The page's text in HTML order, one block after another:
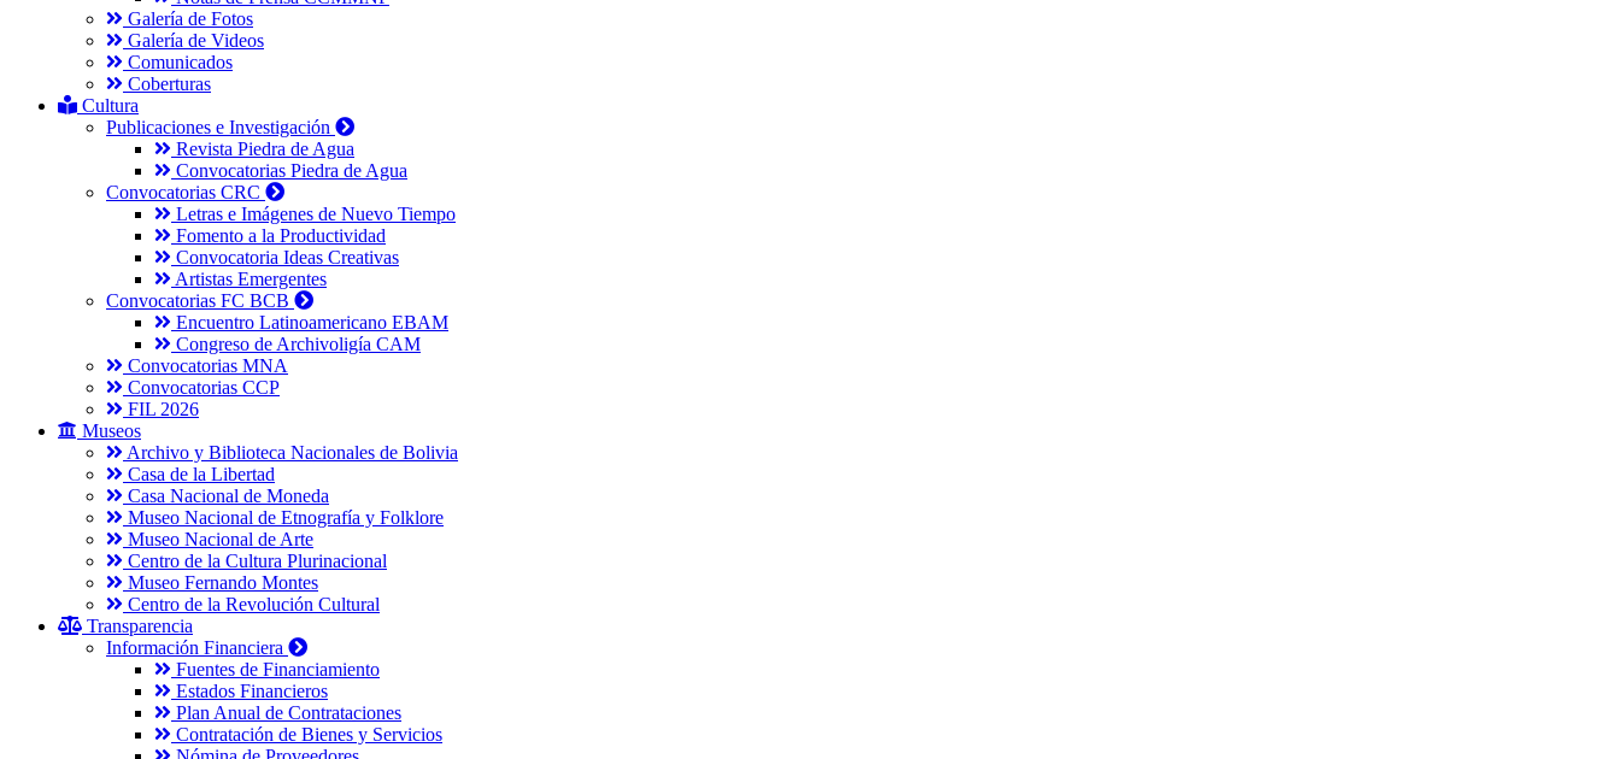
Galería de Fotos
Galería de Videos
Comunicados
Coberturas
Cultura
Publicaciones e Investigación
Revista Piedra de Agua
Convocatorias Piedra de Agua
Convocatorias CRC
Letras e Imágenes de Nuevo Tiempo
Fomento a la Productividad
Convocatoria Ideas Creativas
Artistas Emergentes
Convocatorias FC BCB
Encuentro Latinoamericano EBAM
Congreso de Archivoligía CAM
Convocatorias MNA
Convocatorias CCP
FIL 2026
Museos
Archivo y Biblioteca Nacionales de Bolivia
Casa de la Libertad
Casa Nacional de Moneda
Museo Nacional de Etnografía y Folklore
Museo Nacional de Arte
Centro de la Cultura Plurinacional
Museo Fernando Montes
Centro de la Revolución Cultural
Transparencia
Información Financiera
Fuentes de Financiamiento
Estados Financieros
Plan Anual de Contrataciones
Contratación de Bienes y Servicios